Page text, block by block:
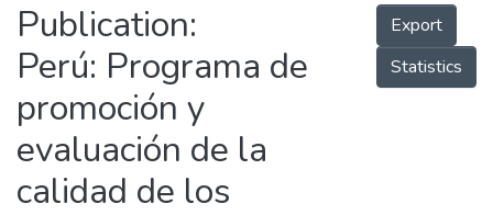
People
Statistics
Publication:
Perú: Programa de
promoción y
evaluación de la
calidad de los
Export
Statistics